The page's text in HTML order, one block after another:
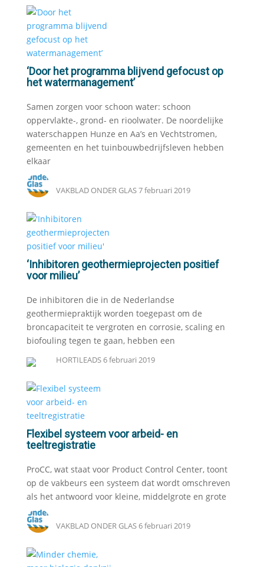
‘Door het programma blijvend gefocust op
het watermanagement’
Samen zorgen voor schoon water: schoon
oppervlakte-, grond- en rioolwater. De noordelijke
waterschappen Hunze en Aa’s en Vechtstromen,
gemeenten en het tuinbouwbedrijfsleven hebben
elkaar
VAKBLAD ONDER GLAS7 februari 2019
‘Inhibitoren geothermieprojecten positief
voor milieu’
De inhibitoren die in de Nederlandse
geothermiepraktijk worden toegepast om de
broncapaciteit te vergroten en corrosie, scaling en
biofouling tegen te gaan, hebben een
HORTILEADS6 februari 2019
Flexibel systeem voor arbeid- en
teeltregistratie
ProCC, wat staat voor Product Control Center, toont
op de vakbeurs een systeem dat wordt omschreven
als het antwoord voor kleine, middelgrote en grote
VAKBLAD ONDER GLAS6 februari 2019